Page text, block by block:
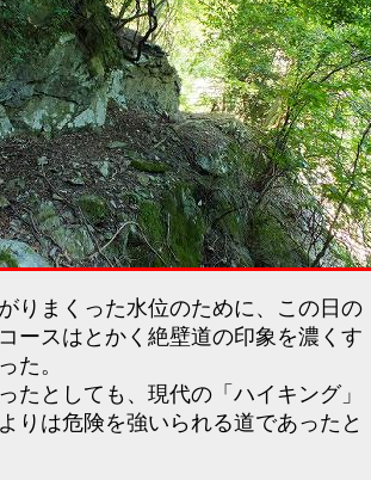
りまくった水位のために、この日の
ースはとかく絶壁道の印象を濃くす
た。
たとしても、現代の「ハイキング」
りは危険を強いられる道であったと